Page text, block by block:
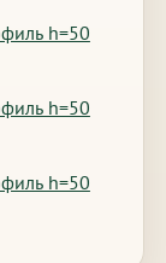
h=50
h=50
h=50